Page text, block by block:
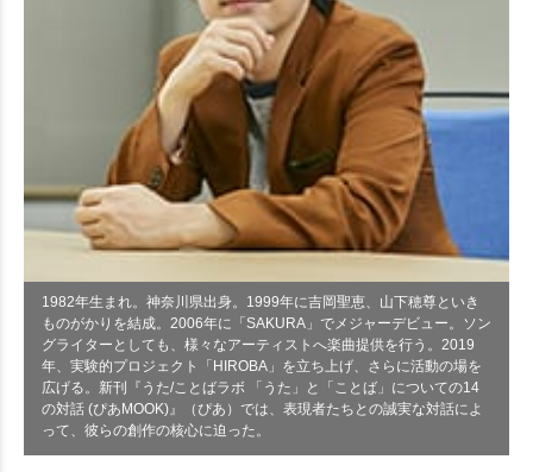
1982年生まれ。神奈川県出身。1999年に吉岡聖恵、山下穂尊といき
ものがかりを結成。2006年に「SAKURA」でメジャーデビュー。ソン
グライターとしても、様々なアーティストへ楽曲提供を行う。2019
年、実験的プロジェクト「HIROBA」を立ち上げ、さらに活動の場を
広げる。新刊『うた/ことばラボ 「うた」と「ことば」についての14
の対話 (ぴあMOOK)』（ぴあ）では、表現者たちとの誠実な対話によ
って、彼らの創作の核心に迫った。